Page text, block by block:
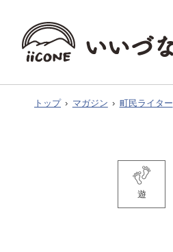
トップ › マガジン › 町民ライター
遊